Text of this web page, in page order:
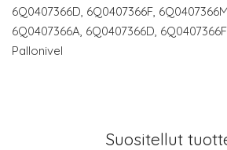
6Q0407366D, 6Q0407366F,
6Q0407366A, 6Q0407366D,
Pallonivel
Suositellut